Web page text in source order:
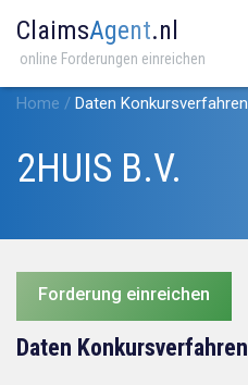
ClaimsAgent.nl
online Forderungen einreichen
Home / Daten Konkursverfahren
2HUIS B.V.
Forderung einreichen
Daten Konkursverfahren